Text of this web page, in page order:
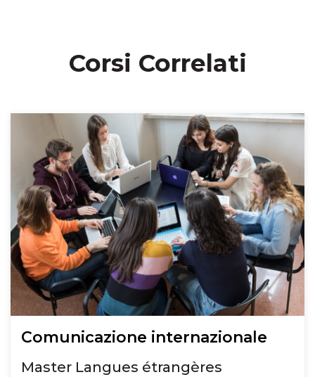
Corsi Correlati
Comunicazione internazionale
Master Langues étrangères